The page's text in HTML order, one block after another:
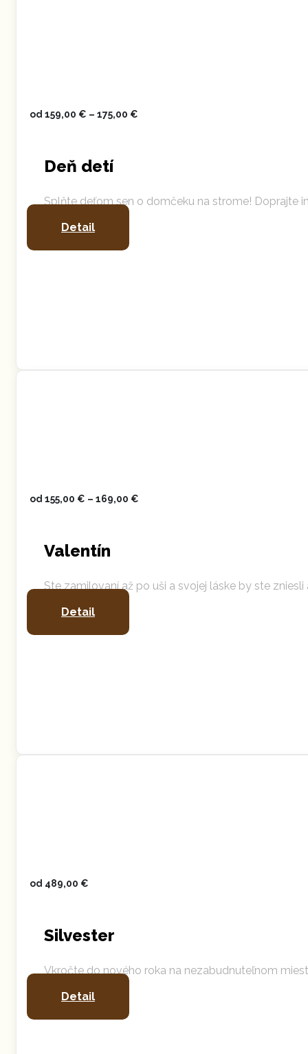
od 159,00 € – 175,00 €
Deň detí
Splňte deťom sen o domčeku na strome! Doprajte
Detail
od 155,00 € – 169,00 €
Valentín
Ste zamilovaní až po uši a svojej láske by ste
Detail
od 489,00 €
Silvester
Vkročte do nového roka na nezabudnuteľnom
Detail